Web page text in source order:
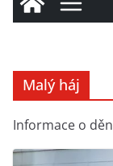
Malý háj
Informace o